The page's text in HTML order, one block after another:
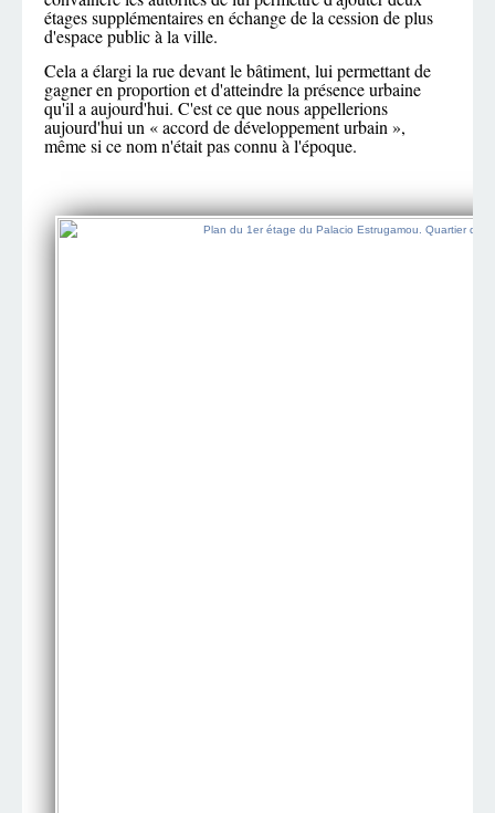
étages supplémentaires en échange de la cession de plus
d'espace public à la ville.
Cela a élargi la rue devant le bâtiment, lui permettant de
gagner en proportion et d'atteindre la présence urbaine
qu'il a aujourd'hui. C'est ce que nous appellerions
aujourd'hui un « accord de développement urbain »,
même si ce nom n'était pas connu à l'époque.